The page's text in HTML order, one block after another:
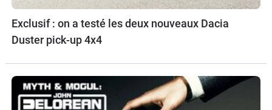
Exclusif : on a testé les deux nouveaux Dacia
Duster pick-up 4x4